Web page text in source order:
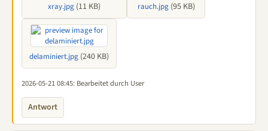
xray.jpg (11 KB) rauch.jpg(95 KB)
delaminiert.jpg (240 KB)
2026-05-21 08:45: Bearbeitet durch User
Antwort